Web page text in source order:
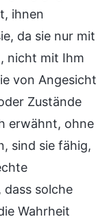
ihnen
da sie nur mit
nicht mit Ihm
von Angesicht
Zustände
erwähnt, ohne
sind sie fähig,
solche
Wahrheit